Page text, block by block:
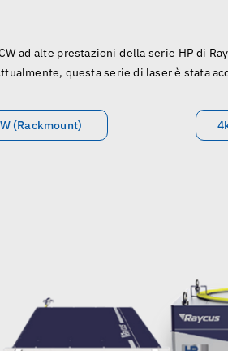
ad alte prestazioni della serie HP di
questa serie di laser è stata
(Rackmount)